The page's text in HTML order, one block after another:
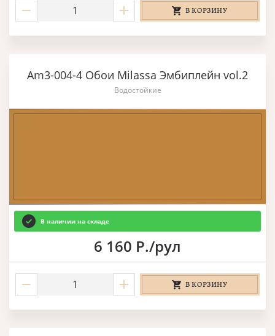
В КОРЗИНУ
Am3-004-4 Обои Milassa Эмбиплейн vol.2
Водостойкие
В наличии на складе
6 160 Р./рул
В КОРЗИНУ